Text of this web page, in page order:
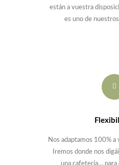
están a vuestra
es uno de
Nos adaptamos 100%
Iremos donde nos